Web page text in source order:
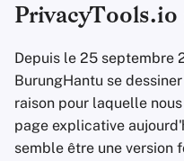
PrivacyTools.io
Depuis le 25 septembre
BurungHantu se
raison pour laquelle
page explicative
semble être une version